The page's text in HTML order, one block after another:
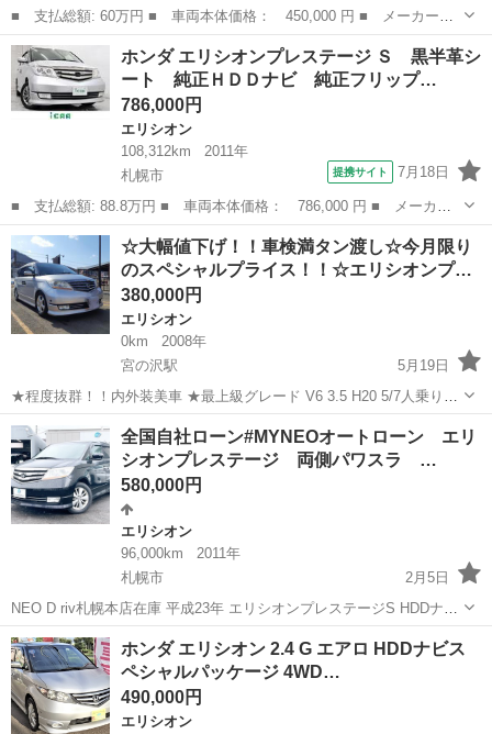
■ 支払総額: 60万円 ■ 車両本体価格： 450,000 円 ■ メーカー
名： ホンダ ■ 車種名： エリシオンプレステージ ■ グレード
名： Ｓ ＨＤＤナビスペシャルパッケージ 両側パワースライドド
ア・２列目キャプテ...
北海道 苫小牧市 エリシオン
ホンダ エリシオンプレステージ Ｓ 黒半革シ
ート 純正ＨＤＤナビ 純正フリップ…
786,000円
エリシオン
108,312km
2011年
札幌市
提携サイト 7月18日
■ 支払総額: 88.8万円 ■ 車両本体価格： 786,000 円 ■ メーカー
名： ホンダ ■ 車種名： エリシオンプレステージ ■ グレード
名： Ｓ 黒半革シート 純正ＨＤＤナビ 純正フリップダウンモニ
ター バックカ...
北海道 札幌市 エリシオン
☆大幅値下げ！！車検満タン渡し☆今月限り
のスペシャルプライス！！☆エリシオンプ…
380,000円
エリシオン
0km
2008年
宮の沢駅
5月19日
★程度抜群！！内外装美車 ★最上級グレード V6 3.5 H20 5/7人乗り
AT 4WD ボディカラー/シルバー 修復、事故歴無し ★貨物登録の為、
年車検ですが税金格安です！ご希望でしたら取り外した...
北海道 札幌市 宮の沢駅 エンジン
全国自社ローン#MYNEOオートローン エリ
シオンプレステージ 両側パワスラ …
580,000円
エリシオン
96,000km
2011年
札幌市
2月5日
NEO D riv札幌本店在庫 平成23年 エリシオンプレステージS HDDナビ
スペシャルパッケージ 4WD ☆ネオカーオーダー
販売サイト☆（理想のお車をお探し致します！！） http...
北海道 札幌市 エリシオン
ホンダ エリシオン 2.4 G エアロ HDDナビス
ペシャルパッケージ 4WD…
490,000円
エリシオン